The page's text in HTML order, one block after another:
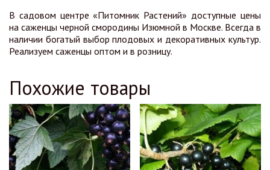
В садовом центре «Питомник Растений» доступные цены
на саженцы черной смородины Изюмной в Москве. Всегда в
наличии богатый выбор плодовых и декоративных культур.
Реализуем саженцы оптом и в розницу.
Похожие товары